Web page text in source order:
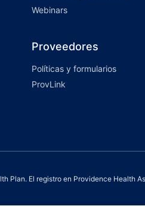
Webinars
Proveedores
Políticas y formularios
ProvLink
Plan. El registro en Providence Health